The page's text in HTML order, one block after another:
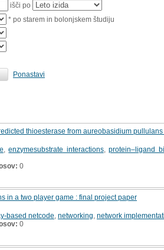
išči po
* po starem in bolonjskem študiju
Ponastavi
thioesterase from aureobasidium
,enzymesubstrate interactions,protein–ligand
0
in a two player game : final project paper
based netcode networking network
0